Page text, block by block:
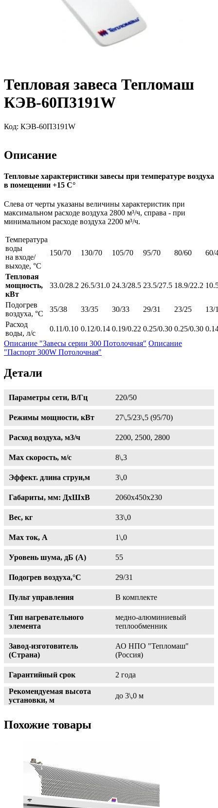
Тепловая завеса Тепломаш
КЭВ-60П3191W
Код: КЭВ-60П3191W
Описание
Тепловые характеристики завесы при температуре воздуха
в помещении +15 С°
Слева от черты указаны величины характеристик при
максимальном расходе воздуха 2800 м³/ч, справа - при
минимальном расходе воздуха 2200 м³/ч.
Температура
воды
на входе/
выходе, °С
150/70 130/70 105/70 95/70 80/60 60/
Тепловая
мощность,
кВт
33.0/28.2 26.5/31.0 24.3/28.5 23.5/27.5 18.9/22.2
Подогрев
воздуха, °С
35/38 33/35 30/33 29/31 23/25
13/
Расход
воды, л/с
0.11/0.10 0.12/0.14 0.19/0.22 0.25/0.30 0.25/0.30
Описание "Завесы серии 300 Потолочная" Описание
"Паспорт 300W Потолочная"
Детали
Параметры сети, В/Гц 220/50
Режимы мощности, кВт 27\,5/23\,5 (95/70)
Расход воздуха, м3/ч 2200, 2500, 2800
Max скорость, м/с 8\,3
Эффект. длина струи,м 3\,0
Габариты, мм: ДхШхВ 2060х450х230
Вес, кг 33\,0
Max ток, A 1\,0
Уровень шума, дБ (А) 55
Подогрев воздуха,°С 29/31
Пульт управления В комплекте
Тип нагревательного
элемента
медно-алюминиевый
теплообменник
Завод-изготовитель
(Страна)
АО НПО "Тепломаш"
(Россия)
Гарантийный срок
2 года
Рекомендуемая высота
установки, м
до 3\,0 м
Похожие товары